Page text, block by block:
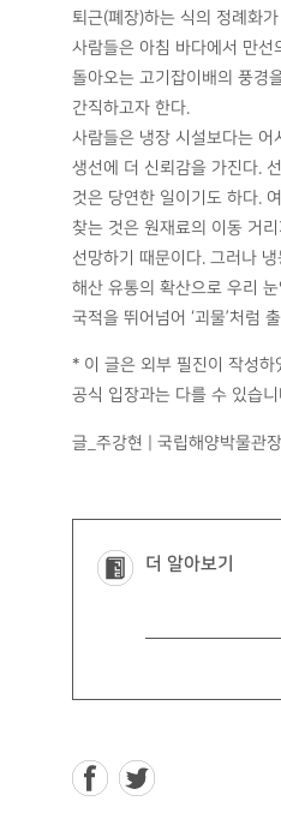
퇴근(폐장)하는 식의 정례화
사람들은 아침 바다에서 만선
돌아오는 고기잡이배의 풍경
간직하고자 한다.
사람들은 냉장 시설보다는 어
생선에 더 신뢰감을 가진다.
것은 당연한 일이기도 하다.
찾는 것은 원재료의 이동 거리
선망하기 때문이다. 그러나
해산 유통의 확산으로 우리
국적을 뛰어넘어 ‘괴물’처럼
* 이 글은 외부 필진이 작성하
공식 입장과는 다를 수 있습니
글_주강현 | 국립해양박물관장
더 알아보기